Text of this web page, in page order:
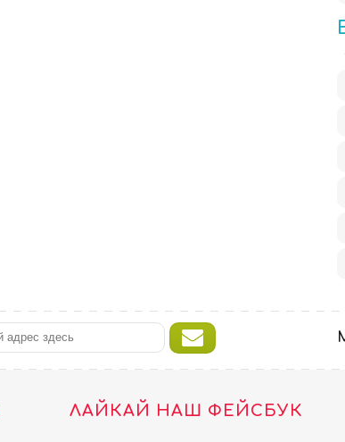
ЛАЙКАЙ НАШ ФЕЙСБУК